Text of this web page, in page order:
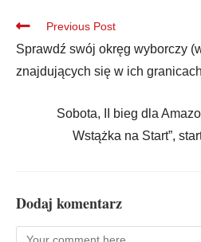
Previous Post
Sprawdź swój okręg wyborczy
znajdujących się w ich
Sobota, II bieg dla
Wstążka na Start”,
Dodaj komentarz